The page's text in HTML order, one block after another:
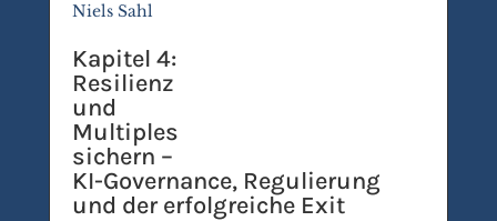
Niels Sahl
Kapitel 4:
Resilienz
und
Multiples
sichern –
KI-Governance, Regulierung
und der erfolgreiche Exit